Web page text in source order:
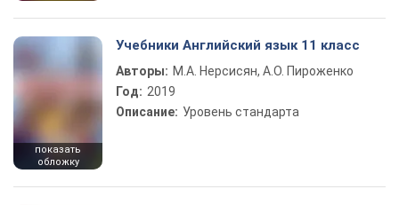
показать
обложку
Учебники Английский язык 11 класс
Авторы: М.А. Нерсисян, А.О. Пироженко
Год: 2019
Описание: Уровень стандарта